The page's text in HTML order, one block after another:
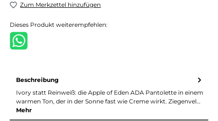
Zum Merkzettel hinzufügen
Dieses Produkt weiterempfehlen:
Beschreibung
Ivory statt Reinweiß: die Apple of Eden ADA Pantolette in einem
warmen Ton, der in der Sonne fast wie Creme wirkt. Ziegenvel…
Mehr